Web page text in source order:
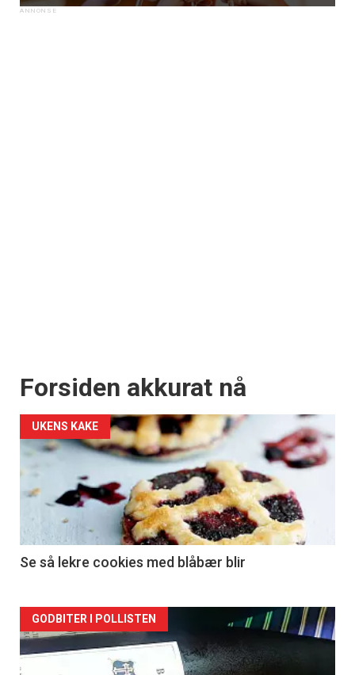
Forsiden akkurat nå
UKENS KAKE
Se så lekre cookies med blåbær blir
Forsiden
akkurat
GODBITER I POLLISTEN